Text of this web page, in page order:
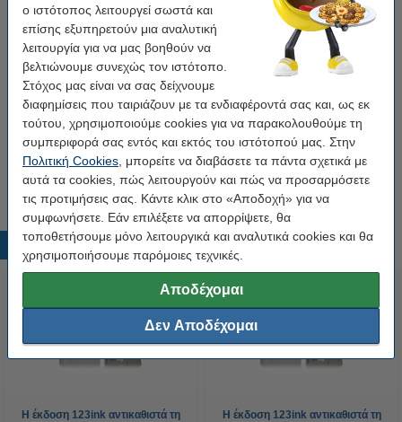
ο ιστότοπος λειτουργεί σωστά και
επίσης εξυπηρετούν μια αναλυτική
λειτουργία για να μας βοηθούν να
βελτιώνουμε συνεχώς τον ιστότοπο.
Στόχος μας είναι να σας δείχνουμε
διαφημίσεις που ταιριάζουν με τα ενδιαφέροντά σας και, ως εκ
τούτου, χρησιμοποιούμε cookies για να παρακολουθούμε τη
συμπεριφορά σας εντός και εκτός του ιστότοπού μας. Στην
Πολιτική Cookies , μπορείτε να διαβάσετε τα πάντα σχετικά με
αυτά τα cookies, πώς λειτουργούν και πώς να προσαρμόσετε
τις προτιμήσεις σας. Κάντε κλικ στο «Αποδοχή» για να
συμφωνήσετε. Εάν επιλέξετε να απορρίψετε, θα
τοποθετήσουμε μόνο λειτουργικά και αναλυτικά cookies και θα
χρησιμοποιήσουμε παρόμοιες τεχνικές.
Αποδέχομαι
Δεν Αποδέχομαι
Κωδικός πρ.: 080617
Βάλε στο καλάθι το 5-pack
Η έκδοση 123ink αντικαθιστά τη Ταινία Brother
TZe-132 8m x 12mm Red on Clear 5-pack
Tip
Προτίμησε το συμβατό προϊόν της 123ink αντί για το original!
Δημοφιλή προϊόντα
Η έκδοση 123ink αντικαθιστά τη
Η έκδοση 123ink αντικαθιστά τη